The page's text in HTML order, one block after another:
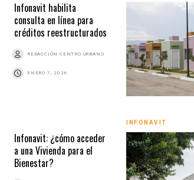
Infonavit habilita
consulta en línea para
créditos reestructurados
REDACCIÓN CENTRO URBANO
ENERO 7, 2026
Infonavit: ¿cómo acceder
a una Vivienda para el
Bienestar?
INFONAVIT